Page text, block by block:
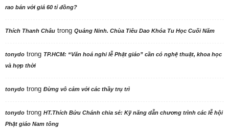
rao bán với giá 60 tỉ đồng?
Thích Thanh Châu trong Quảng Ninh. Chùa Tiêu Dao Khóa Tu Học Cuối Năm
tonydo trong TP.HCM: “Văn hoá nghi lễ Phật giáo” cần có nghệ thuật, khoa học
và hợp thời
tonydo trong Đừng vô cảm với các thầy trụ trì
tonydo trong HT.Thích Bửu Chánh chia sẻ: Kỹ năng dẫn chương trình các lễ hội
Phật giáo Nam tông